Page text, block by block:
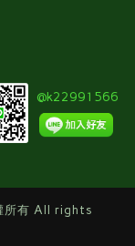
@k22991566
所有 All rights